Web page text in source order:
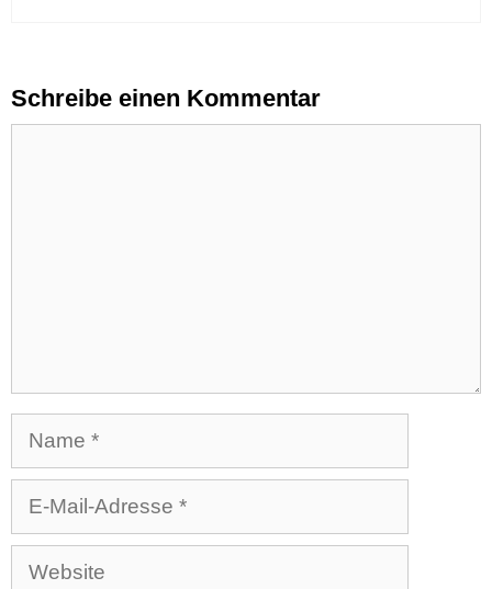
Schreibe einen Kommentar
Website